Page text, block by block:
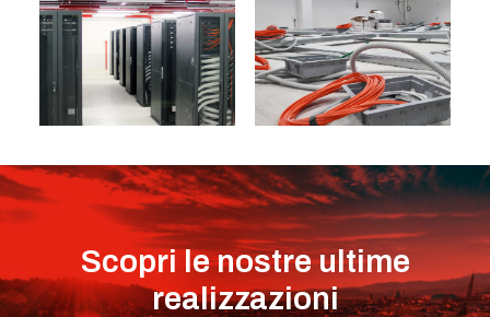
Scopri le nostre ultime
realizzazioni